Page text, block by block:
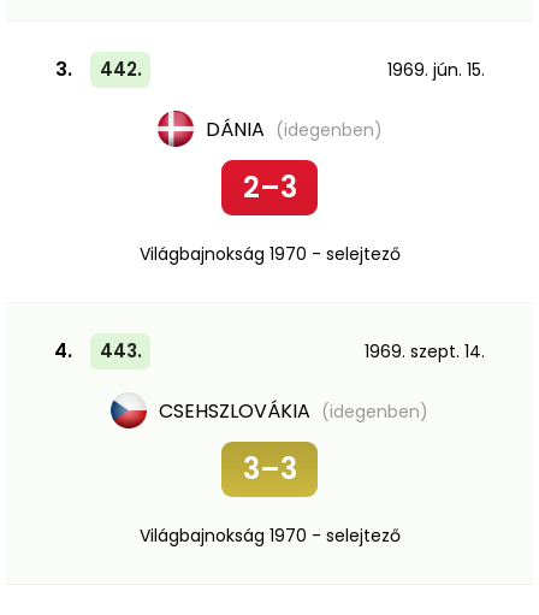
3. 442. 1969. jún. 15.
DÁNIA (idegenben)
2–3
Világbajnokság 1970 - selejtező
4. 443. 1969. szept. 14.
CSEHSZLOVÁKIA (idegenben)
3–3
Világbajnokság 1970 - selejtező